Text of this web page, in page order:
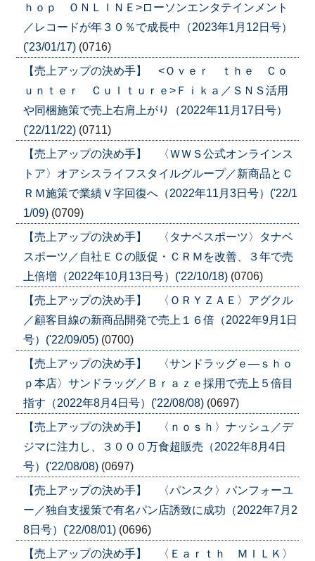
ｈｏｐ ＯＮＬＩＮＥ>ローソンエンタテインメント
／レコードが年３０％で成長中（2023年1月12日号）
('23/01/17) (0716)
【売上アップの決め手】 <Ｏｖｅｒ ｔｈｅ Ｃｏ
ｕｎｔｅｒ Ｃｕｌｔｕｒｅ>Ｆｉｋａ／ＳＮＳ活用
や同梱施策で売上右肩上がり（2022年11月17日号）
('22/11/22) (0711)
【売上アップの決め手】 〈ＷＷＳ公式オンラインス
トア〉オアシスライフスタイルグループ／新商品とＣ
ＲＭ施策で業績Ｖ字回復へ（2022年11月3日号）('22/1
1/09) (0709)
【売上アップの決め手】 〈タナベスポーツ〉タナベ
スポーツ／自社ＥＣの販促・ＣＲＭを改善、３年で売
上倍増（2022年10月13日号）('22/10/18) (0706)
【売上アップの決め手】 〈ＯＲＹＺＡＥ〉アグクル
／顧客目線の新商品開発で売上１６倍（2022年9月1日
号）('22/09/05) (0700)
【売上アップの決め手】 〈サンドラッグｅ―ｓｈｏ
ｐ本店〉サンドラッグ／Ｂｒａｚｅ採用で売上５倍目
指す（2022年8月4日号）('22/08/08) (0697)
【売上アップの決め手】 〈ｎｏｓｈ〉ナッシュ／デ
ジマに注力し、３０００万食超販売（2022年8月4日
号）('22/08/08) (0697)
【売上アップの決め手】 〈パンスク〉パンフォーユ
ー／独自支援策で有名パン店誘致に成功（2022年7月2
8日号）('22/08/01) (0696)
【売上アップの決め手】 〈Ｅａｒｔｈ ＭＩＬＫ〉